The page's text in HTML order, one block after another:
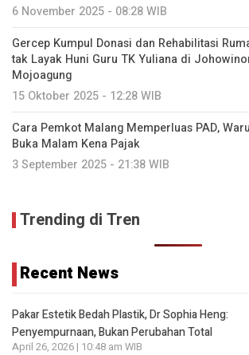
6 November 2025 - 08:28 WIB
Gercep Kumpul Donasi dan Rehabilitasi
tak Layak Huni Guru TK Yuliana di
Mojoagung
15 Oktober 2025 - 12:28 WIB
Cara Pemkot Malang Memperluas PAD,
Buka Malam Kena Pajak
3 September 2025 - 21:38 WIB
Trending di Tren
Recent News
Pakar Estetik Bedah Plastik, Dr Sophia Heng:
Penyempurnaan, Bukan Perubahan Total
April 26, 2026 | 10:48 am WIB